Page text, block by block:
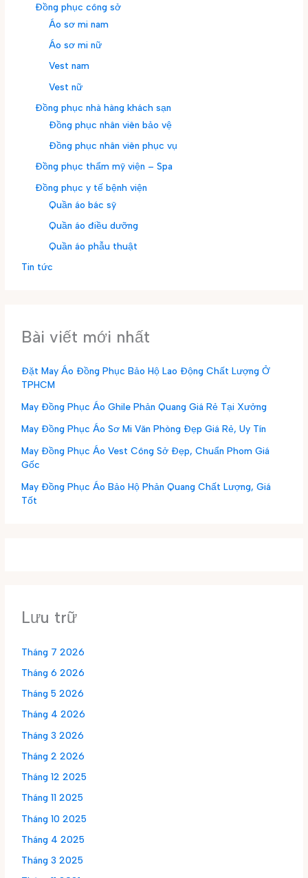
Đồng phục công sở
Áo sơ mi nam
Áo sơ mi nữ
Vest nam
Vest nữ
Đồng phục nhà hàng khách sạn
Đồng phục nhân viên bảo vệ
Đồng phục nhân viên phục vụ
Đồng phục thẩm mỹ viện – Spa
Đồng phục y tế bệnh viện
Quần áo bác sỹ
Quần áo điều dưỡng
Quần áo phẫu thuật
Tin tức
Bài viết mới nhất
Đặt May Áo Đồng Phục Bảo Hộ Lao Động Chất Lượng Ở
TPHCM
May Đồng Phục Áo Ghile Phản Quang Giá Rẻ Tại Xưởng
May Đồng Phục Áo Sơ Mi Văn Phòng Đẹp Giá Rẻ, Uy Tín
May Đồng Phục Áo Vest Công Sở Đẹp, Chuẩn Phom Giá
Gốc
May Đồng Phục Áo Bảo Hộ Phản Quang Chất Lượng, Giá
Tốt
Lưu trữ
Tháng 7 2026
Tháng 6 2026
Tháng 5 2026
Tháng 4 2026
Tháng 3 2026
Tháng 2 2026
Tháng 12 2025
Tháng 11 2025
Tháng 10 2025
Tháng 4 2025
Tháng 3 2025